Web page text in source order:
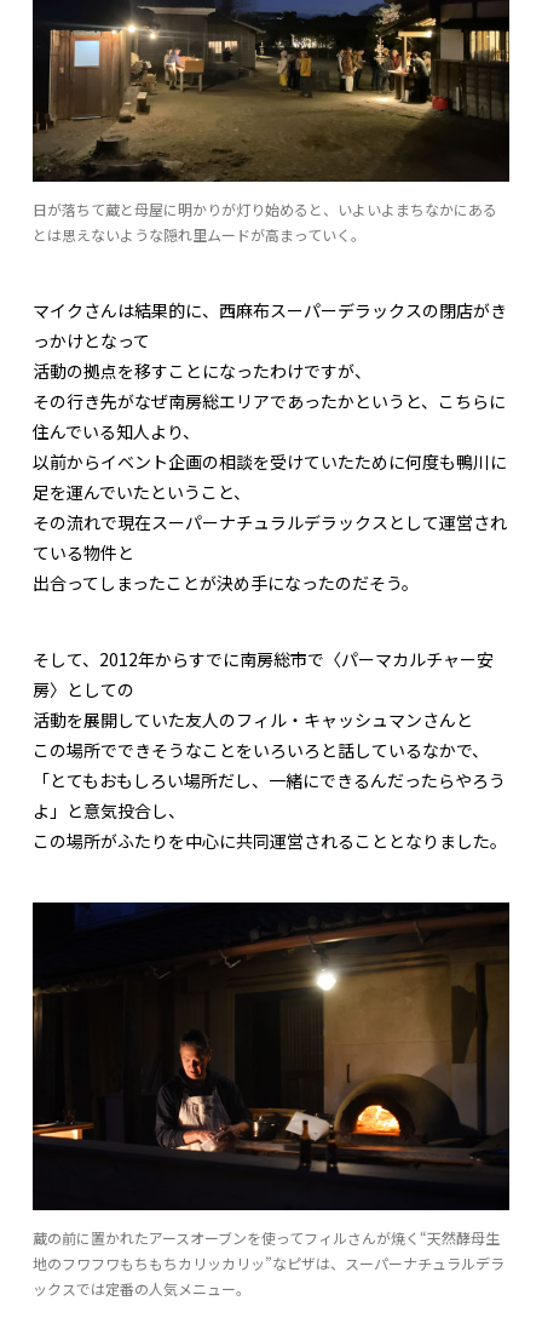
日が落ちて蔵と母屋に明かりが灯り始めると、いよいよまちなかにある
とは思えないような隠れ里ムードが高まっていく。
マイクさんは結果的に、西麻布スーパーデラックスの閉店がき
っかけとなって
活動の拠点を移すことになったわけですが、
その行き先がなぜ南房総エリアであったかというと、こちらに
住んでいる知人より、
以前からイベント企画の相談を受けていたために何度も鴨川に
足を運んでいたということ、
その流れで現在スーパーナチュラルデラックスとして運営され
ている物件と
出合ってしまったことが決め手になったのだそう。
そして、2012年からすでに南房総市で〈パーマカルチャー安
房〉としての
活動を展開していた友人のフィル・キャッシュマンさんと
この場所でできそうなことをいろいろと話しているなかで、
「とてもおもしろい場所だし、一緒にできるんだったらやろう
よ」と意気投合し、
この場所がふたりを中心に共同運営されることとなりました。
蔵の前に置かれたアースオーブンを使ってフィルさんが焼く“天然酵母生
地のフワフワもちもちカリッカリッ”なピザは、スーパーナチュラルデラ
ックスでは定番の人気メニュー。